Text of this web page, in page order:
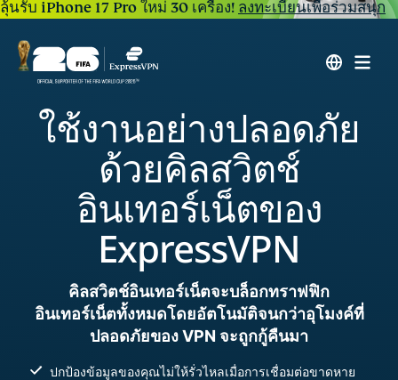
ลุ้นรับ iPhone 17 Pro ใหม่ 30 เครื่อง! ลงทะเบียนเพื่อร่วมสนุก
ใช้งานอย่างปลอดภัย
ด้วยคิลสวิตช์
อินเทอร์เน็ตของ
ExpressVPN
คิลสวิตช์อินเทอร์เน็ตจะบล็อกทราฟฟิก
อินเทอร์เน็ตทั้งหมดโดยอัตโนมัติจนกว่าอุโมงค์ที่
ปลอดภัยของ VPN จะถูกกู้คืนมา
ปกป้องข้อมูลของคุณไม่ให้รั่วไหลเมื่อการเชื่อมต่อขาดหาย